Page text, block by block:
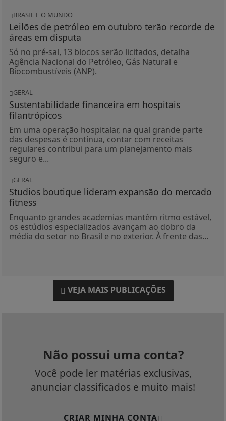
BRASIL E O MUNDO
Leilões de petróleo em outubro terão recorde de
áreas em disputa
Só no pré-sal, 13 blocos serão licitados, detalha
Agência Nacional do Petróleo, Gás Natural e
Biocombustíveis (ANP).
GERAL
Sustentabilidade financeira em hospitais
filantrópicos
Em uma operação hospitalar, na qual grande parte
das despesas é contínua, contar com receitas
regulares contribui para um planejamento mais
seguro e...
GERAL
Studios boutique lideram expansão do mercado
fitness
Enquanto grandes academias mantêm ritmo estável,
os estúdios especializados avançam ao dobro da
média do setor no Brasil e no exterior. À frente das...
VEJA MAIS PUBLICAÇÕES
Não possui uma conta?
Você pode ler matérias exclusivas,
anunciar classificados e muito mais!
CRIAR MINHA CONTA